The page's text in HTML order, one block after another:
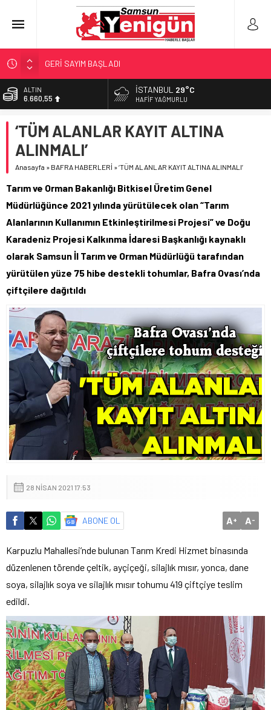
GERİ SAYIM BAŞLADI
SAMSUNSPOR’DA HEDEF 5’İNCİLİK!
‘BAFRA’YA YATIRIM YAPIN!’
YÖNETİCİ SEÇERKEN YAPILAN EN BÜYÜK HATALAR
ALTIN
6.660,55
13.779,39
DOLAR
47,7111
55,1881
İSTANBUL 29°C
HAFIF YAĞMURLU
‘TÜM ALANLAR KAYIT ALTINA
ALINMALI’
Anasayfa » BAFRA HABERLERİ »‘TÜM ALANLAR KAYIT ALTINA ALINMALI’
Tarım ve Orman Bakanlığı Bitkisel Üretim Genel
Müdürlüğünce 2021 yılında yürütülecek olan “Tarım
Alanlarının Kullanımın Etkinleştirilmesi Projesi” ve Doğu
Karadeniz Projesi Kalkınma İdaresi Başkanlığı kaynaklı
olarak Samsun İl Tarım ve Orman Müdürlüğü tarafından
yürütülen yüze 75 hibe destekli tohumlar, Bafra Ovası’nda
çiftçilere dağıtıldı
28 NISAN 2021 17:53
ABONE OL A+ A-
Karpuzlu Mahallesi’nde bulunan Tarım Kredi Hizmet binasında
düzenlenen törende çeltik, ayçiçeği, silajlık mısır, yonca, dane
soya, silajlık soya ve silajlık mısır tohumu 419 çiftçiye teslim
edildi.